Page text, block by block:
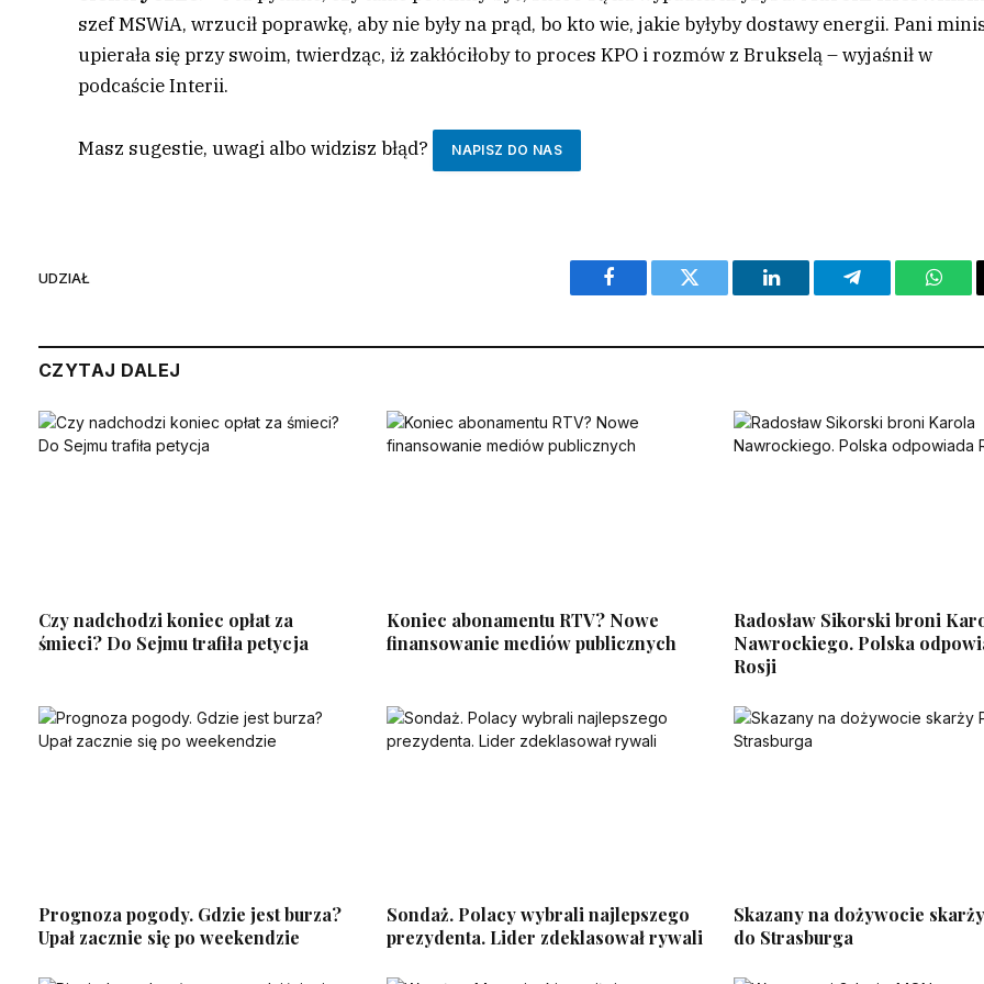
szef MSWiA, wrzucił poprawkę, aby nie były na prąd, bo kto wie, jakie byłyby dostawy energii. Pani
upierała się przy swoim, twierdząc, iż zakłóciłoby to proces KPO i rozmów z Brukselą – wyjaśnił w
podcaście Interii.
Masz sugestie, uwagi albo widzisz błąd? NAPISZ DO NAS
UDZIAŁ
Facebook Twitter LinkedIn Telegram
CZYTAJ DALEJ
Czy nadchodzi koniec opłat za
śmieci? Do Sejmu trafiła petycja
Koniec abonamentu RTV? Nowe
finansowanie mediów publicznych
Radosław Sikorski broni
Nawrockiego. Polska
Rosji
Prognoza pogody. Gdzie jest burza?
Upał zacznie się po weekendzie
Sondaż. Polacy wybrali najlepszego
prezydenta. Lider zdeklasował rywali
Skazany na dożywocie
do Strasburga